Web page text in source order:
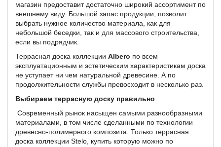
магазин предоставит достаточно широкий ассортимент по
внешнему виду. Большой запас продукции, позволит
выбрать нужное количество материала, как для
небольшой беседки, так и для массового строительства,
если вы подрядчик.
Террасная доска коллекции Albero по всем
эксплуатационным и эстетическим характеристикам доска
не уступает ни чем натуральной древесине. А по
продолжительности службы превосходит в несколько раз.
Выбираем террасную доску правильно
Современный рынок насыщен самыми разнообразными
материалами, в том числе сделанными по технологии
древесно-полимерного композита. Только террасная
доска коллекции Stelo, купить которую можно по